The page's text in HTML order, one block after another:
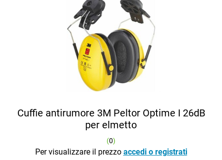
Cuffie antirumore 3M Peltor Optime I 26dB
per elmetto
(0)
Per visualizzare il prezzo accedi o registrati